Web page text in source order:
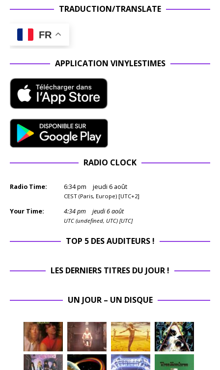
TRADUCTION/TRANSLATE
FR
APPLICATION VINYLESTIMES
RADIO CLOCK
Radio Time: 6:34pm jeudi 6 août
CEST (Paris, Europe) [UTC+2]
Your Time: 4:34pm jeudi 6 août
UTC (undefined, UTC) [UTC]
TOP 5 DES AUDITEURS !
LES DERNIERS TITRES DU JOUR !
UN JOUR – UN DISQUE